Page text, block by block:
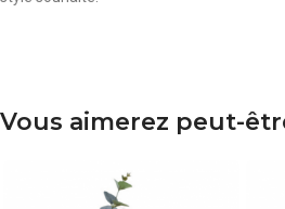
Vous aimerez peut-